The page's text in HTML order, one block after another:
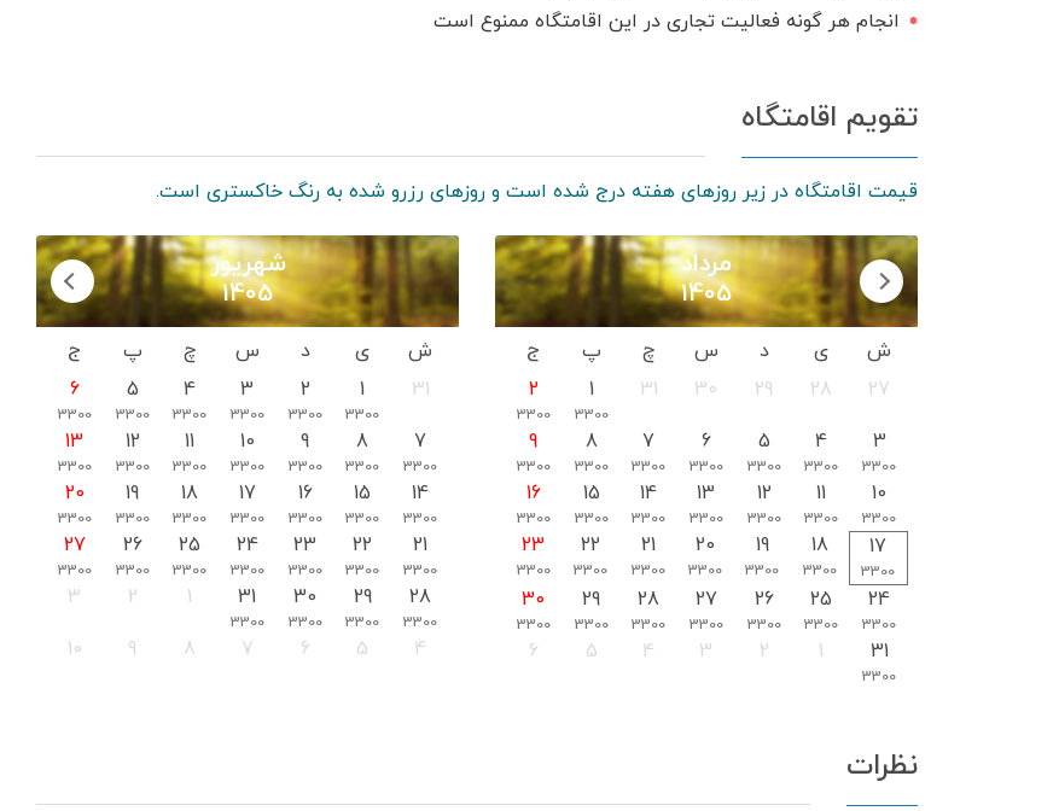
انجام هر گونه فعالیت تجاری در این اقامتگاه ممنوع است
تقویم اقامتگاه
قیمت اقامتگاه در زیر روزهای هفته درج شده است و روزهای رزرو شده به رنگ خاکستری است.
مرداد
1405
ش ی د س چ پ
ج
27
28
29
30
31
1
3300
2
3300
3
3300
4
3300
5
3300
6
3300
7
3300
8
3300
9
3300
10
3300
11
3300
12
3300
13
3300
14
3300
15
3300
16
3300
17
3300
18
3300
19
3300
20
3300
21
3300
22
3300
23
3300
24
3300
25
3300
26
3300
27
3300
28
3300
29
3300
30
3300
31
3300
1
2
3
4
5
6
شهریور
1405
ش ی د س چ پ
ج
31
1
3300
2
3300
3
3300
4
3300
5
3300
6
3300
7
3300
8
3300
9
3300
10
3300
11
3300
12
3300
13
3300
14
3300
15
3300
16
3300
17
3300
18
3300
19
3300
20
3300
21
3300
22
3300
23
3300
24
3300
25
3300
26
3300
27
3300
28
3300
29
3300
30
3300
31
3300
1
2
3
4
5
6
7
8
9
10
نظرات